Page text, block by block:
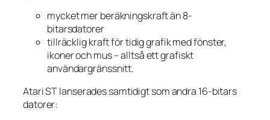
mycket mer beräkningskraft än 8-
bitarsdatorer
tillräcklig kraft för tidig grafik med fönster,
ikoner och mus – alltså ett grafiskt
användargränssnitt.
Atari ST lanserades samtidigt som andra 16-bitars
datorer: